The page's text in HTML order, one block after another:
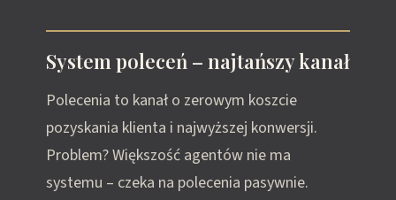
System poleceń – najtańszy kanał
Polecenia to kanał o zerowym koszcie
pozyskania klienta i najwyższej konwersji.
Problem? Większość agentów nie ma
systemu – czeka na polecenia pasywnie.